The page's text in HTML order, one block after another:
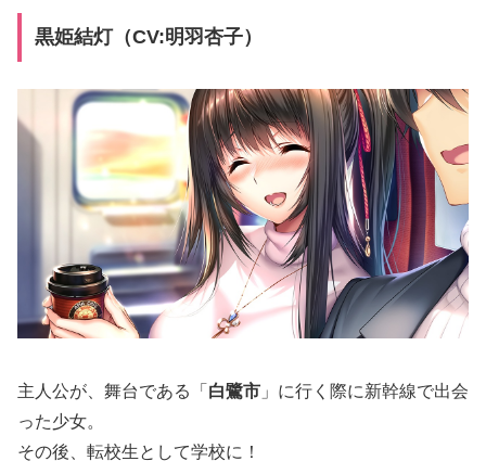
黒姫結灯（CV:明羽杏子）
主人公が、舞台である「 白鷺市 」に行く際に新幹線で出会
った少女。
その後、転校生として学校に！